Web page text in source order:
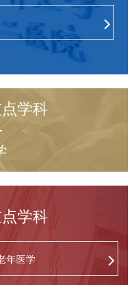
学科
学科
年医学